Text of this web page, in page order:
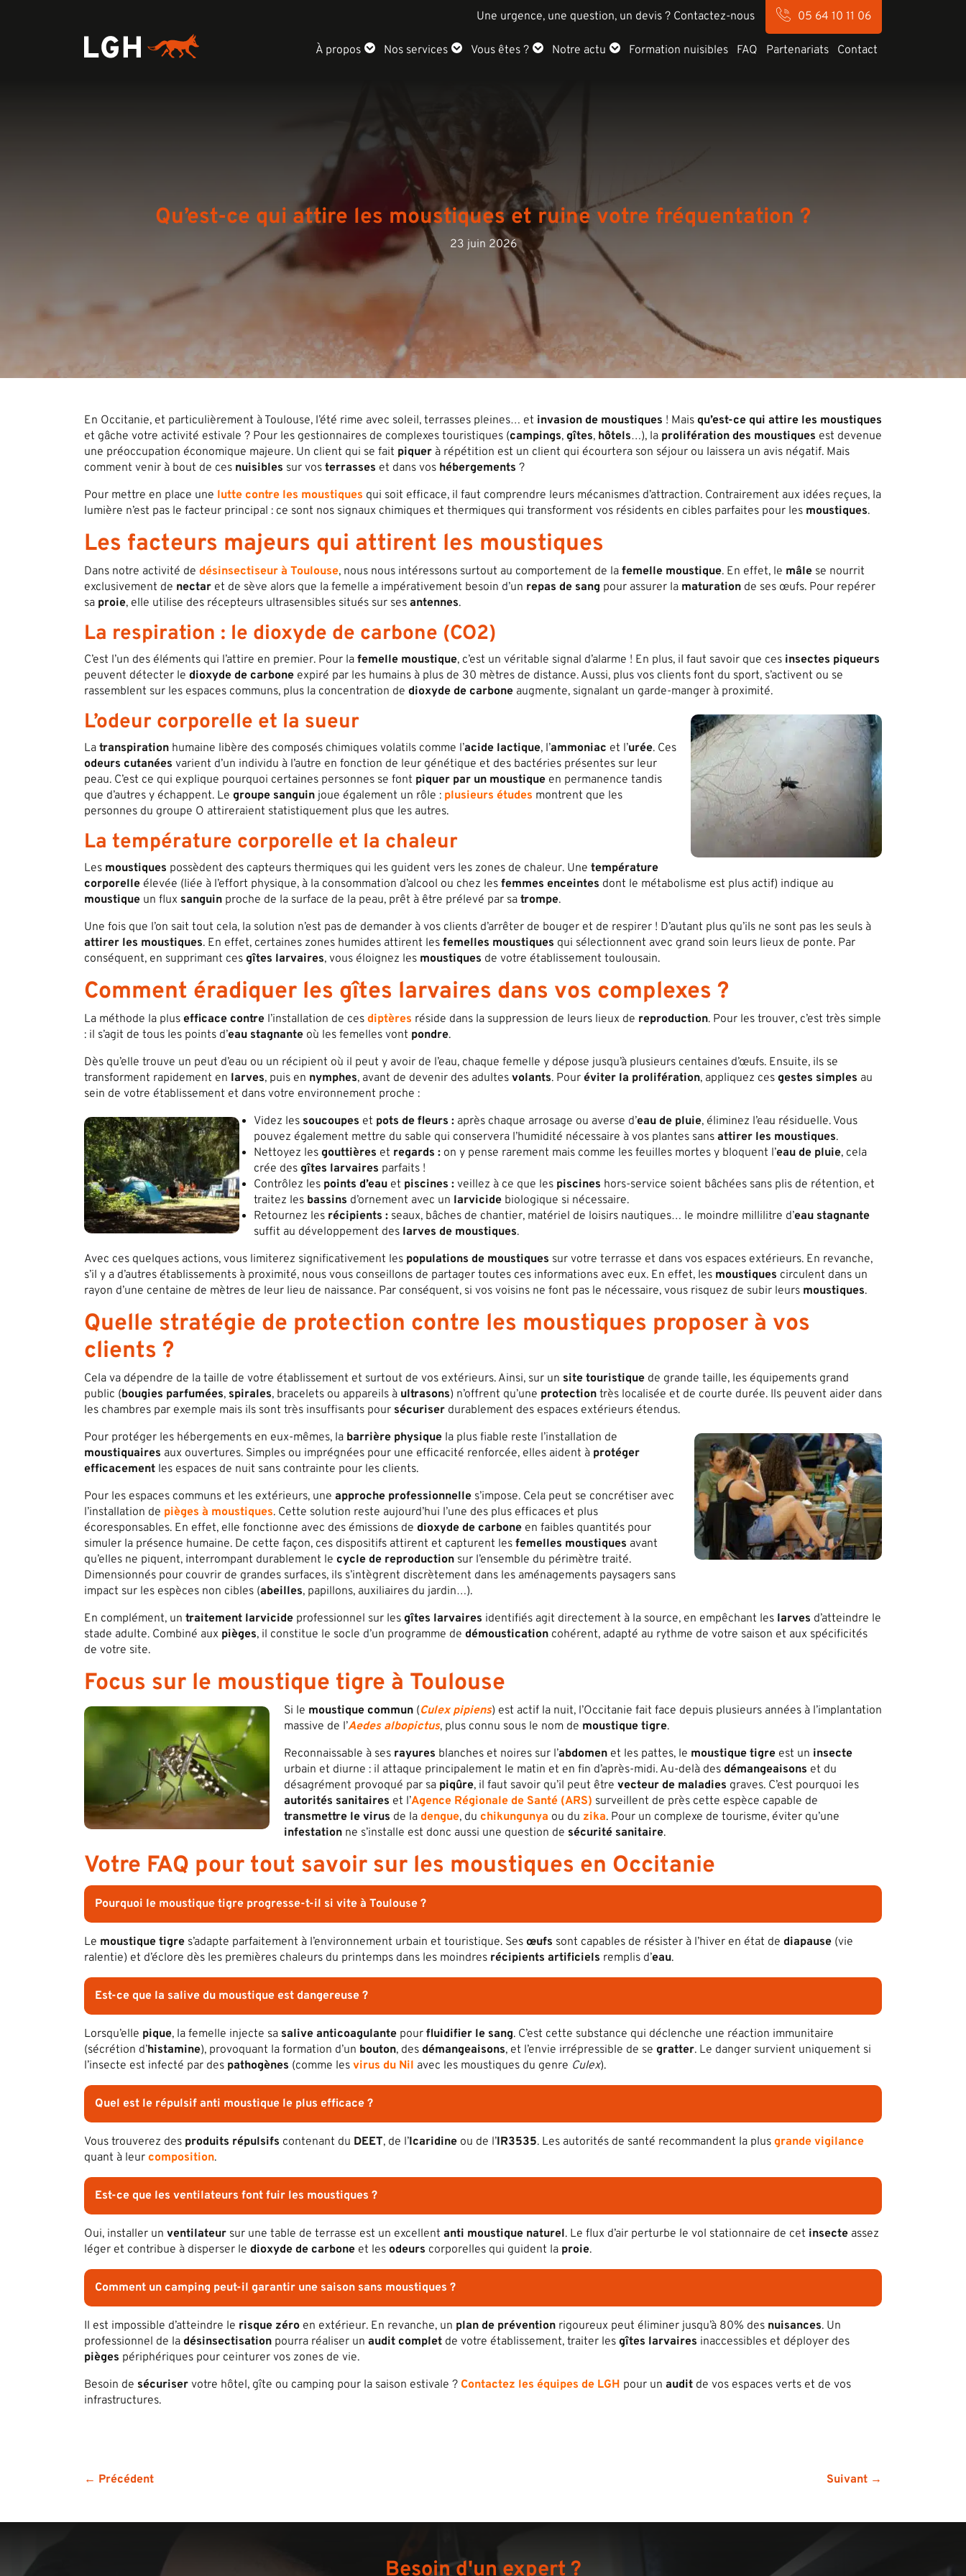
Une urgence, une question, un devis ? Contactez-nous 05 64 10 11 06
À propos Nos services Vous êtes ? Notre actu Formation nuisibles FAQ Partenariats Contact
Qu’est-ce qui attire les moustiques et ruine votre fréquentation ?
23 juin 2026
En Occitanie, et particulièrement à Toulouse, l’été rime avec soleil, terrasses pleines… et invasion de moustiques ! Mais qu’est-ce qui attire les moustiques
et gâche votre activité estivale ? Pour les gestionnaires de complexes touristiques (campings, gîtes, hôtels…), la prolifération des moustiques est devenue
une préoccupation économique majeure. Un client qui se fait piquer à répétition est un client qui écourtera son séjour ou laissera un avis négatif. Mais
comment venir à bout de ces nuisibles sur vos terrasses et dans vos hébergements ?
Pour mettre en place une lutte contre les moustiques qui soit efficace, il faut comprendre leurs mécanismes d’attraction. Contrairement aux idées reçues, la
lumière n’est pas le facteur principal : ce sont nos signaux chimiques et thermiques qui transforment vos résidents en cibles parfaites pour les moustiques.
Les facteurs majeurs qui attirent les moustiques
Dans notre activité de désinsectiseur à Toulouse, nous nous intéressons surtout au comportement de la femelle moustique. En effet, le mâle se nourrit
exclusivement de nectar et de sève alors que la femelle a impérativement besoin d’un repas de sang pour assurer la maturation de ses œufs. Pour repérer
sa proie, elle utilise des récepteurs ultrasensibles situés sur ses antennes.
La respiration : le dioxyde de carbone (CO2)
C’est l’un des éléments qui l’attire en premier. Pour la femelle moustique, c’est un véritable signal d’alarme ! En plus, il faut savoir que ces insectes piqueurs
peuvent détecter le dioxyde de carbone expiré par les humains à plus de 30 mètres de distance. Aussi, plus vos clients font du sport, s’activent ou se
rassemblent sur les espaces communs, plus la concentration de dioxyde de carbone augmente, signalant un garde-manger à proximité.
L’odeur corporelle et la sueur
La transpiration humaine libère des composés chimiques volatils comme l’acide lactique, l’ammoniac et l’urée. Ces
odeurs cutanées varient d’un individu à l’autre en fonction de leur génétique et des bactéries présentes sur leur
peau. C’est ce qui explique pourquoi certaines personnes se font piquer par un moustique en permanence tandis
que d’autres y échappent. Le groupe sanguin joue également un rôle : plusieurs études montrent que les
personnes du groupe O attireraient statistiquement plus que les autres.
La température corporelle et la chaleur
Les moustiques possèdent des capteurs thermiques qui les guident vers les zones de chaleur. Une température
corporelle élevée (liée à l’effort physique, à la consommation d’alcool ou chez les femmes enceintes dont le métabolisme est plus actif) indique au
moustique un flux sanguin proche de la surface de la peau, prêt à être prélevé par sa trompe.
Une fois que l’on sait tout cela, la solution n’est pas de demander à vos clients d’arrêter de bouger et de respirer ! D’autant plus qu’ils ne sont pas les seuls à
attirer les moustiques. En effet, certaines zones humides attirent les femelles moustiques qui sélectionnent avec grand soin leurs lieux de ponte. Par
conséquent, en supprimant ces gîtes larvaires, vous éloignez les moustiques de votre établissement toulousain.
Comment éradiquer les gîtes larvaires dans vos complexes ?
La méthode la plus efficace contre l’installation de ces diptères réside dans la suppression de leurs lieux de reproduction. Pour les trouver, c’est très simple
: il s’agit de tous les points d’eau stagnante où les femelles vont pondre.
Dès qu’elle trouve un peut d’eau ou un récipient où il peut y avoir de l’eau, chaque femelle y dépose jusqu’à plusieurs centaines d’œufs. Ensuite, ils se
transforment rapidement en larves, puis en nymphes, avant de devenir des adultes volants. Pour éviter la prolifération, appliquez ces gestes simples au
sein de votre établissement et dans votre environnement proche :
Videz les soucoupes et pots de fleurs : après chaque arrosage ou averse d’eau de pluie, éliminez l’eau résiduelle. Vous
pouvez également mettre du sable qui conservera l’humidité nécessaire à vos plantes sans attirer les moustiques.
Nettoyez les gouttières et regards : on y pense rarement mais comme les feuilles mortes y bloquent l’eau de pluie, cela
crée des gîtes larvaires parfaits !
Contrôlez les points d’eau et piscines : veillez à ce que les piscines hors-service soient bâchées sans plis de rétention, et
traitez les bassins d’ornement avec un larvicide biologique si nécessaire.
Retournez les récipients : seaux, bâches de chantier, matériel de loisirs nautiques… le moindre millilitre d’eau stagnante
suffit au développement des larves de moustiques.
Avec ces quelques actions, vous limiterez significativement les populations de moustiques sur votre terrasse et dans vos espaces extérieurs. En revanche,
s’il y a d’autres établissements à proximité, nous vous conseillons de partager toutes ces informations avec eux. En effet, les moustiques circulent dans un
rayon d’une centaine de mètres de leur lieu de naissance. Par conséquent, si vos voisins ne font pas le nécessaire, vous risquez de subir leurs moustiques.
Quelle stratégie de protection contre les moustiques proposer à vos
clients ?
Cela va dépendre de la taille de votre établissement et surtout de vos extérieurs. Ainsi, sur un site touristique de grande taille, les équipements grand
public (bougies parfumées, spirales, bracelets ou appareils à ultrasons) n’offrent qu’une protection très localisée et de courte durée. Ils peuvent aider dans
les chambres par exemple mais ils sont très insuffisants pour sécuriser durablement des espaces extérieurs étendus.
Pour protéger les hébergements en eux-mêmes, la barrière physique la plus fiable reste l’installation de
moustiquaires aux ouvertures. Simples ou imprégnées pour une efficacité renforcée, elles aident à protéger
efficacement les espaces de nuit sans contrainte pour les clients.
Pour les espaces communs et les extérieurs, une approche professionnelle s’impose. Cela peut se concrétiser avec
l’installation de pièges à moustiques. Cette solution reste aujourd’hui l’une des plus efficaces et plus
écoresponsables. En effet, elle fonctionne avec des émissions de dioxyde de carbone en faibles quantités pour
simuler la présence humaine. De cette façon, ces dispositifs attirent et capturent les femelles moustiques avant
qu’elles ne piquent, interrompant durablement le cycle de reproduction sur l’ensemble du périmètre traité.
Dimensionnés pour couvrir de grandes surfaces, ils s’intègrent discrètement dans les aménagements paysagers sans
impact sur les espèces non cibles (abeilles, papillons, auxiliaires du jardin…).
En complément, un traitement larvicide professionnel sur les gîtes larvaires identifiés agit directement à la source, en empêchant les larves d’atteindre le
stade adulte. Combiné aux pièges, il constitue le socle d’un programme de démoustication cohérent, adapté au rythme de votre saison et aux spécificités
de votre site.
Focus sur le moustique tigre à Toulouse
Si le moustique commun (Culex pipiens) est actif la nuit, l’Occitanie fait face depuis plusieurs années à l’implantation
massive de l’Aedes albopictus, plus connu sous le nom de moustique tigre.
Reconnaissable à ses rayures blanches et noires sur l’abdomen et les pattes, le moustique tigre est un insecte
urbain et diurne : il attaque principalement le matin et en fin d’après-midi. Au-delà des démangeaisons et du
désagrément provoqué par sa piqûre, il faut savoir qu’il peut être vecteur de maladies graves. C’est pourquoi les
autorités sanitaires et l’Agence Régionale de Santé (ARS) surveillent de près cette espèce capable de
transmettre le virus de la dengue, du chikungunya ou du zika. Pour un complexe de tourisme, éviter qu’une
infestation ne s’installe est donc aussi une question de sécurité sanitaire.
Votre FAQ pour tout savoir sur les moustiques en Occitanie
Pourquoi le moustique tigre progresse-t-il si vite à Toulouse ?
Le moustique tigre s’adapte parfaitement à l’environnement urbain et touristique. Ses œufs sont capables de résister à l’hiver en état de diapause (vie
ralentie) et d’éclore dès les premières chaleurs du printemps dans les moindres récipients artificiels remplis d’eau.
Est-ce que la salive du moustique est dangereuse ?
Lorsqu’elle pique, la femelle injecte sa salive anticoagulante pour fluidifier le sang. C’est cette substance qui déclenche une réaction immunitaire
(sécrétion d’histamine), provoquant la formation d’un bouton, des démangeaisons, et l’envie irrépressible de se gratter. Le danger survient uniquement si
l’insecte est infecté par des pathogènes (comme les virus du Nil avec les moustiques du genre Culex).
Quel est le répulsif anti moustique le plus efficace ?
Vous trouverez des produits répulsifs contenant du DEET, de l’Icaridine ou de l’IR3535. Les autorités de santé recommandent la plus grande vigilance
quant à leur composition.
Est-ce que les ventilateurs font fuir les moustiques ?
Oui, installer un ventilateur sur une table de terrasse est un excellent anti moustique naturel. Le flux d’air perturbe le vol stationnaire de cet insecte assez
léger et contribue à disperser le dioxyde de carbone et les odeurs corporelles qui guident la proie.
Comment un camping peut-il garantir une saison sans moustiques ?
Il est impossible d’atteindre le risque zéro en extérieur. En revanche, un plan de prévention rigoureux peut éliminer jusqu’à 80% des nuisances. Un
professionnel de la désinsectisation pourra réaliser un audit complet de votre établissement, traiter les gîtes larvaires inaccessibles et déployer des
pièges périphériques pour ceinturer vos zones de vie.
Besoin de sécuriser votre hôtel, gîte ou camping pour la saison estivale ? Contactez les équipes de LGH pour un audit de vos espaces verts et de vos
infrastructures.
← Précédent Suivant →
Besoin d'un expert ?